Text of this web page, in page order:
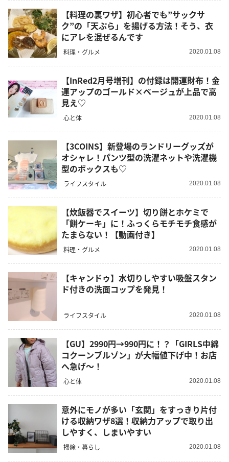
【料理の裏ワザ】初心者でも”サックサ
ク”の「天ぷら」を揚げる方法！そう、衣
にアレを混ぜるんです
料理・グルメ 2020.01.08
【InRed2月号増刊】の付録は開運財布！金
運アップのゴールド×ベージュが上品で高
見え♡
心と体 2020.01.08
【3COINS】新登場のランドリーグッズが
オシャレ！パンツ型の洗濯ネットや洗濯機
型のボックスも♡
ライフスタイル 2020.01.08
【炊飯器でスイーツ】切り餅とホケミで
「餅ケーキ」に！ふっくらモチモチ食感が
たまらない！【動画付き】
料理・グルメ 2020.01.08
【キャンドゥ】水切りしやすい吸盤スタン
ド付きの洗面コップを発見！
ライフスタイル 2020.01.08
【GU】2990円→990円に！？「GIRLS中綿
コクーンブルゾン」が大幅値下げ中！お店
へ急げ～！
心と体 2020.01.08
意外にモノが多い「玄関」をすっきり片付
ける収納ワザ8選！収納力アップで取り出
しやすく、しまいやすい
掃除・暮らし 2020.01.08